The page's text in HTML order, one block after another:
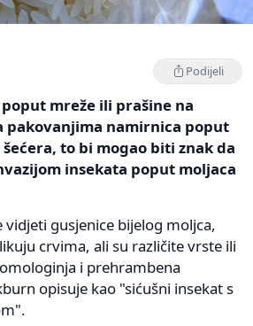
Podijeli
mreže ili prašine na
pakovanjima namirnica poput
to bi mogao biti znak da
insekata poput moljaca
gusjenice bijelog moljca,
crvima, ali su različite vrste ili
i prehrambena
opisuje kao "sićušni insekat s